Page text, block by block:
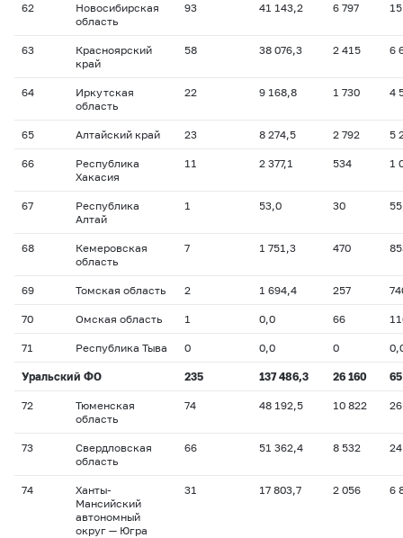
62
Новосибирская
область
93 41 143,2 6 797
63
Красноярский
край
58 38 076,3 2 415 6
64
Иркутская
область
22 9 168,8 1 730 4
65 Алтайский край 23 8 274,5 2 792 5
66
Республика
Хакасия
11 2 377,1 534 1
67
Республика
Алтай
1 53,0 30
68
Кемеровская
область
7 1 751,3 470
69 Томская область 2 1 694,4 257
70 Омская область 1 0,0 66
71 Республика Тыва 0 0,0 0
Уральский ФО 235 137 486,3 26 160
72
Тюменская
область
74 48 192,5 10 822
73
Свердловская
область
66 51 362,4 8 532
74
Ханты-
Мансийский
автономный
округ — Югра
31 17 803,7 2 056 6